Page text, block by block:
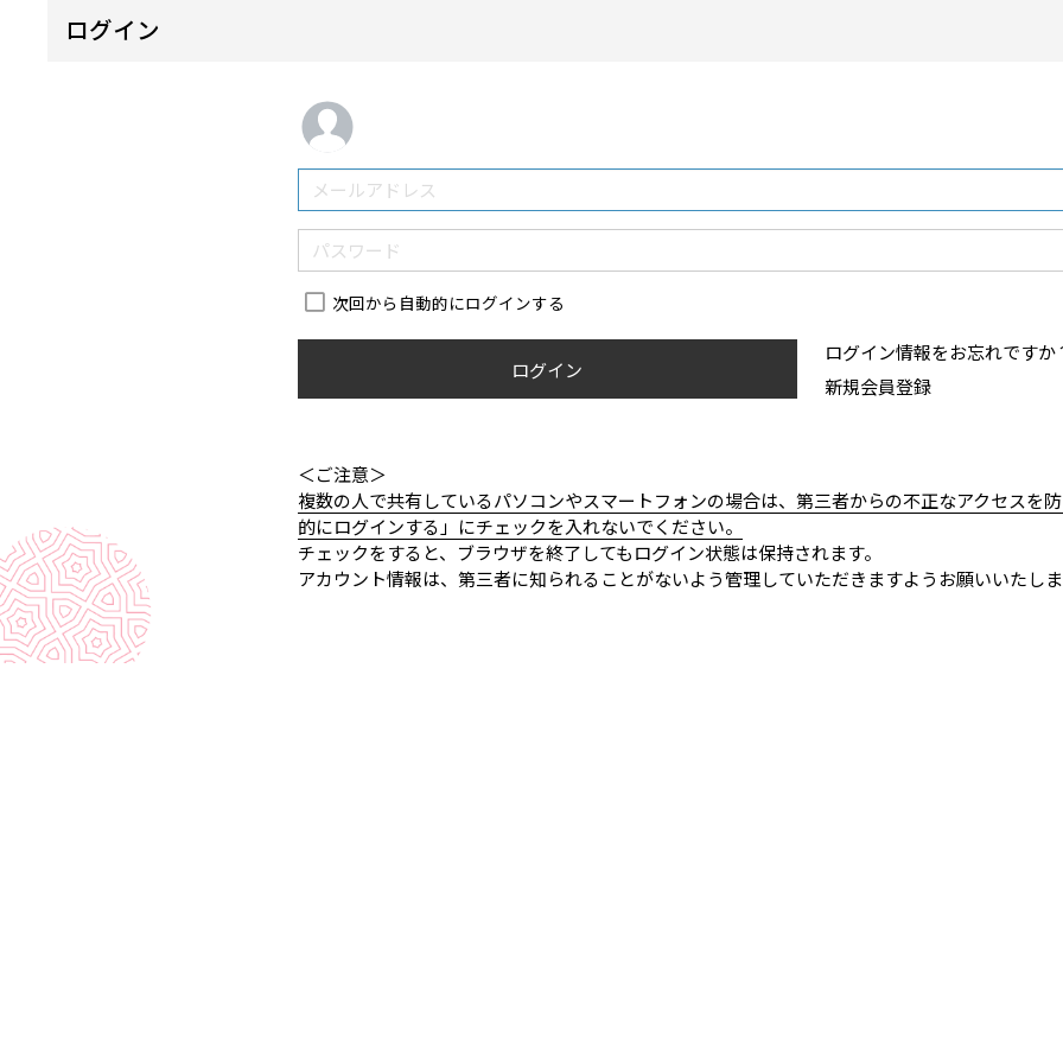
ログイン
次回から自動的にログインする
ログイン
ログイン情報をお忘れですか
新規会員登録
＜ご注意＞
複数の人で共有しているパソコンやスマートフォンの場合は、第三者からの不正なアクセスを
的にログインする」にチェックを入れないでください。
チェックをすると、ブラウザを終了してもログイン状態は保持されます。
アカウント情報は、第三者に知られることがないよう管理していただきますようお願いいたし